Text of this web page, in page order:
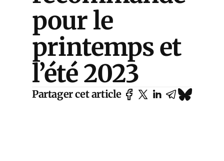
pour le
printemps et
l’été 2023
Partager cet article